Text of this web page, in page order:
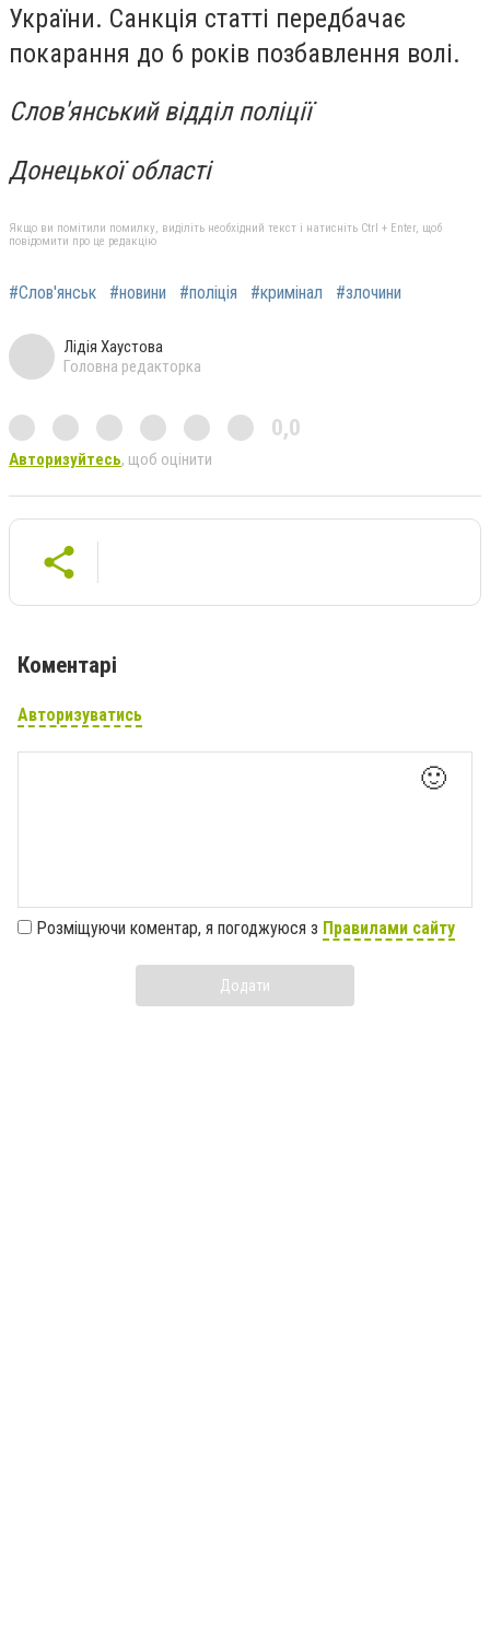
України. Санкція статті передбачає
покарання до 6 років позбавлення волі.
Слов'янський відділ поліції
Донецької області
Якщо ви помітили помилку, виділіть необхідний текст і натисніть Ctrl + Enter, щоб
повідомити про це редакцію
#Слов'янськ #новини #поліція #кримінал #злочини
Лідія Хаустова
Головна редакторка
0,0
Авторизуйтесь, щоб оцінити
Коментарі
Авторизуватись
🙂
Розміщуючи коментар, я погоджуюся з Правилами сайту
Додати